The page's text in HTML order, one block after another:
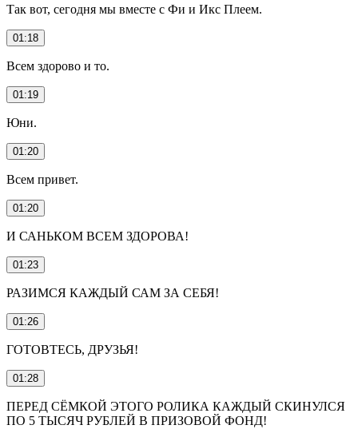
Так вот, сегодня мы вместе с Фи и Икс Плеем.
01:18
Всем здорово и то.
01:19
Юни.
01:20
Всем привет.
01:20
И САНЬКОМ ВСЕМ ЗДОРОВА!
01:23
РАЗИМСЯ КАЖДЫЙ САМ ЗА СЕБЯ!
01:26
ГОТОВТЕСЬ, ДРУЗЬЯ!
01:28
ПЕРЕД СЁМКОЙ ЭТОГО РОЛИКА КАЖДЫЙ СКИНУЛСЯ
ПО 5 ТЫСЯЧ РУБЛЕЙ В ПРИЗОВОЙ ФОНД!